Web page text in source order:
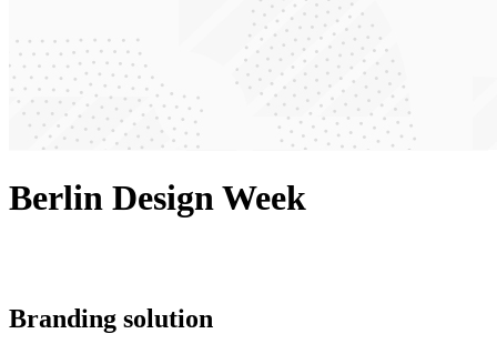
Berlin Design Week
Branding solution